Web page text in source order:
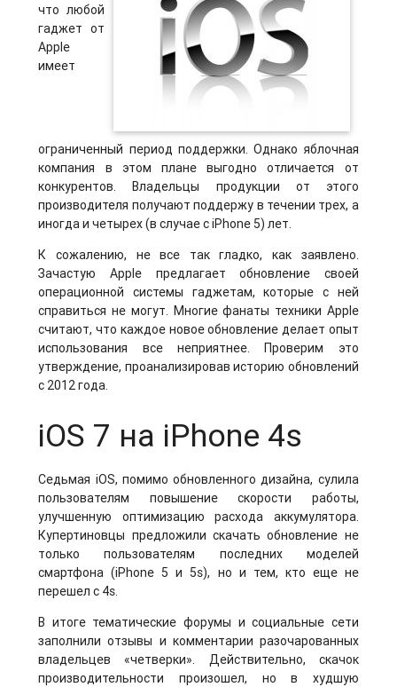
что любой
гаджет от
Apple
имеет
ограниченный период поддержки. Однако яблочная
компания в этом плане выгодно отличается от
конкурентов. Владельцы продукции от этого
производителя получают поддержу в течении трех, а
иногда и четырех (в случае с iPhone 5) лет.
К сожалению, не все так гладко, как заявлено.
Зачастую Apple предлагает обновление своей
операционной системы гаджетам, которые с ней
справиться не могут. Многие фанаты техники Apple
считают, что каждое новое обновление делает опыт
использования все неприятнее. Проверим это
утверждение, проанализировав историю обновлений
с 2012 года.
iOS 7 на iPhone 4s
Седьмая iOS, помимо обновленного дизайна, сулила
пользователям повышение скорости работы,
улучшенную оптимизацию расхода аккумулятора.
Купертиновцы предложили скачать обновление не
только пользователям последних моделей
смартфона (iPhone 5 и 5s), но и тем, кто еще не
перешел с 4s.
В итоге тематические форумы и социальные сети
заполнили отзывы и комментарии разочарованных
владельцев «четверки». Действительно, скачок
производительности произошел, но в худшую